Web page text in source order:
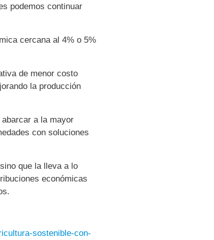
podemos continuar
cercana al 4% o 5%
de menor costo
la producción
a la mayor
con soluciones
que la lleva a lo
económicas
sostenible-con-